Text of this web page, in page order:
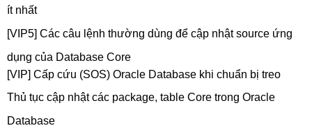
ít nhất
[VIP5] Các câu lệnh thường dùng để cập nhật source ứng
dụng của Database Core
[VIP] Cấp cứu (SOS) Oracle Database khi chuẩn bị treo
Thủ tục cập nhật các package, table Core trong Oracle
Database